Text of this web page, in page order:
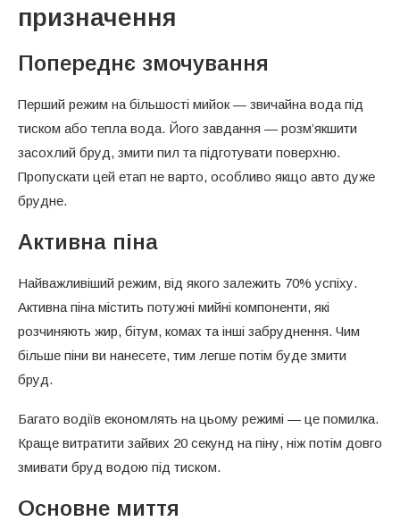
призначення
Попереднє змочування
Перший режим на більшості мийок — звичайна вода під
тиском або тепла вода. Його завдання — розм’якшити
засохлий бруд, змити пил та підготувати поверхню.
Пропускати цей етап не варто, особливо якщо авто дуже
брудне.
Активна піна
Найважливіший режим, від якого залежить 70% успіху.
Активна піна містить потужні мийні компоненти, які
розчиняють жир, бітум, комах та інші забруднення. Чим
більше піни ви нанесете, тим легше потім буде змити
бруд.
Багато водіїв економлять на цьому режимі — це помилка.
Краще витратити зайвих 20 секунд на піну, ніж потім довго
змивати бруд водою під тиском.
Основне миття